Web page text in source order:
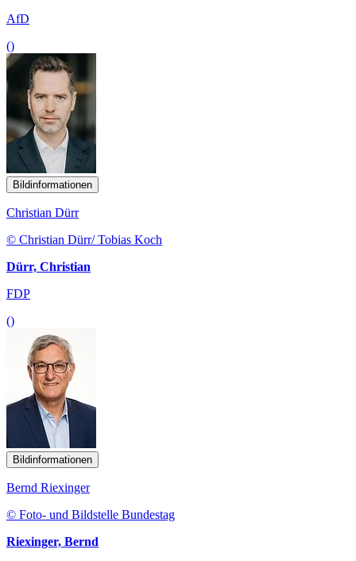
AfD
()
Bildinformationen
Christian Dürr
© Christian Dürr/ Tobias Koch
Dürr, Christian
FDP
()
Bildinformationen
Bernd Riexinger
© Foto- und Bildstelle Bundestag
Riexinger, Bernd